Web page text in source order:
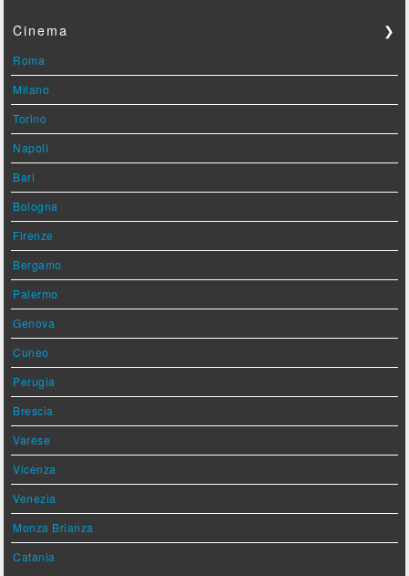
Cinema ❯
Roma
Milano
Torino
Napoli
Bari
Bologna
Firenze
Bergamo
Palermo
Genova
Cuneo
Perugia
Brescia
Varese
Vicenza
Venezia
Monza Brianza
Catania